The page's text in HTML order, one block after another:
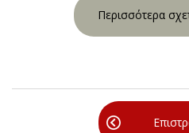
Περισσότερα